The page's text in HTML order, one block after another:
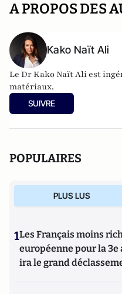
A PROPOS DES
Kako Naït Ali
Le Dr Kako Naït Ali est
matériaux.
SUIVRE
POPULAIRES
PLUS LUS
1Les Français moins
européenne pour la 3e
ira le grand